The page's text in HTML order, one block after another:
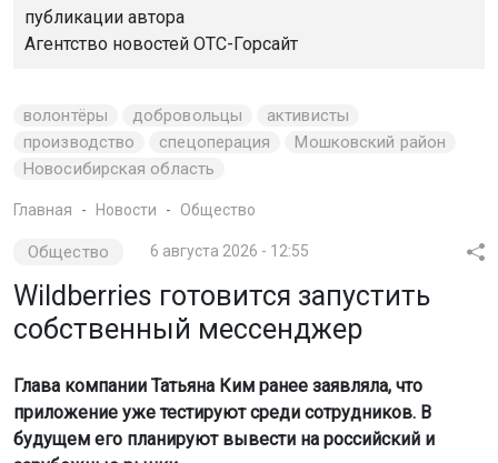
публикации автора
Агентство новостей ОТС-Горсайт
волонтёры добровольцы
активисты
производство
спецоперация
Мошковский район
Новосибирская область
Главная Новости Общество
Общество 6 августа 2026 - 12:55
Wildberries готовится запустить
собственный мессенджер
Глава компании Татьяна Ким ранее заявляла, что
приложение уже тестируют среди сотрудников. В
будущем его планируют вывести на российский и